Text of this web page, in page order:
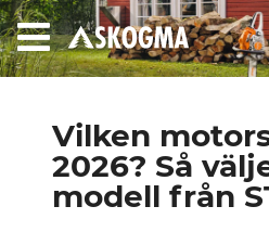
Vilken
2026? Så
modell från